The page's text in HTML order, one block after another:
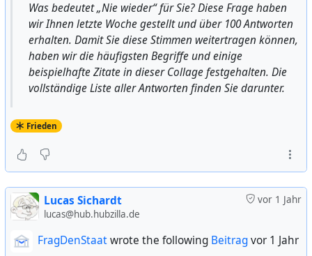
Was bedeutet „Nie wieder“ für Sie? Diese Frage haben
wir Ihnen letzte Woche gestellt und über 100 Antworten
erhalten. Damit Sie diese Stimmen weitertragen können,
haben wir die häufigsten Begriffe und einige
beispielhafte Zitate in dieser Collage festgehalten. Die
vollständige Liste aller Antworten finden Sie darunter.
Frieden
vor 1 Jahr
Lucas Sichardt
lucas@hub.hubzilla.de
FragDenStaatwrote the following Beitragvor 1 Jahr